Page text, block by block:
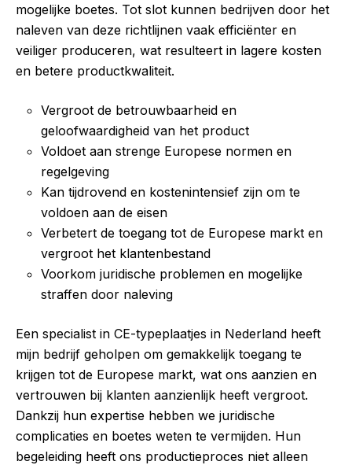
mogelijke boetes. Tot slot kunnen bedrijven door het
naleven van deze richtlijnen vaak efficiënter en
veiliger produceren, wat resulteert in lagere kosten
en betere productkwaliteit.
Vergroot de betrouwbaarheid en
geloofwaardigheid van het product
Voldoet aan strenge Europese normen en
regelgeving
Kan tijdrovend en kostenintensief zijn om te
voldoen aan de eisen
Verbetert de toegang tot de Europese markt en
vergroot het klantenbestand
Voorkom juridische problemen en mogelijke
straffen door naleving
Een specialist in CE-typeplaatjes in Nederland heeft
mijn bedrijf geholpen om gemakkelijk toegang te
krijgen tot de Europese markt, wat ons aanzien en
vertrouwen bij klanten aanzienlijk heeft vergroot.
Dankzij hun expertise hebben we juridische
complicaties en boetes weten te vermijden. Hun
begeleiding heeft ons productieproces niet alleen